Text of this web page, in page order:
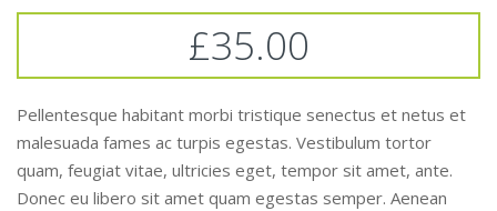
of
customer
£35.00
Pellentesque habitant morbi tristique senectus et netus et
malesuada fames ac turpis egestas. Vestibulum tortor
quam, feugiat vitae, ultricies eget, tempor sit amet, ante.
Donec eu libero sit amet quam egestas semper. Aenean